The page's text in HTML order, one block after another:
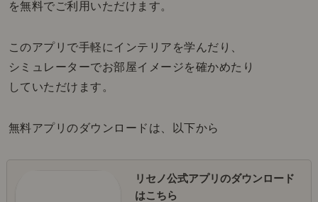
を無料でご利用いただけます。
このアプリで手軽にインテリアを学んだり、
シミュレーターでお部屋イメージを確かめたり
していただけます。
無料アプリのダウンロードは、以下から
リセノ公式アプリのダウンロード
はこちら